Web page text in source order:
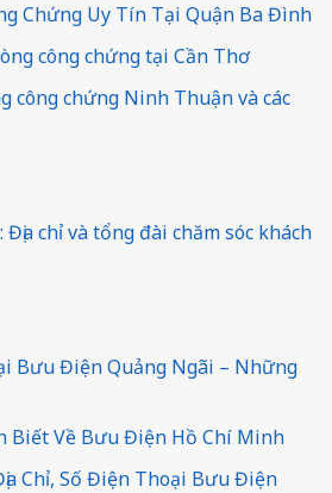
Chứng Uy Tín Tại Quận Ba Đình
công chứng tại Cần Thơ
công chứng Ninh Thuận và các
chỉ và tổng đài chăm sóc khách
Bưu Điện Quảng Ngãi – Những
Biết Về Bưu Điện Hồ Chí Minh
Chỉ, Số Điện Thoại Bưu Điện